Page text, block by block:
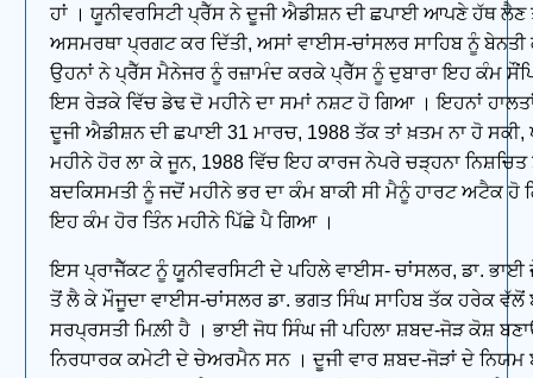
ਹਾਂ । ਯੂਨੀਵਰਸਿਟੀ ਪ੍ਰੈੱਸ ਨੇ ਦੂਜੀ ਐਡੀਸ਼ਨ ਦੀ ਛਪਾਈ ਆਪਣੇ ਹੱਥ ਲੈਣ
ਅਸਮਰਥਾ ਪ੍ਰਗਟ ਕਰ ਦਿੱਤੀ, ਅਸਾਂ ਵਾਈਸ-ਚਾਂਸਲਰ ਸਾਹਿਬ ਨੂੰ ਬੇਨਤੀ
ਉਹਨਾਂ ਨੇ ਪ੍ਰੈੱਸ ਮੈਨੇਜਰ ਨੂੰ ਰਜ਼ਾਮੰਦ ਕਰਕੇ ਪ੍ਰੈੱਸ ਨੂੰ ਦੁਬਾਰਾ ਇਹ ਕੰਮ
ਇਸ ਰੇੜਕੇ ਵਿੱਚ ਡੇਢ ਦੋ ਮਹੀਨੇ ਦਾ ਸਮਾਂ ਨਸ਼ਟ ਹੋ ਗਿਆ । ਇਹਨਾਂ
ਦੂਜੀ ਐਡੀਸ਼ਨ ਦੀ ਛਪਾਈ 31 ਮਾਰਚ, 1988 ਤੱਕ ਤਾਂ ਖ਼ਤਮ ਨਾ ਹੋ
ਮਹੀਨੇ ਹੋਰ ਲਾ ਕੇ ਜੂਨ, 1988 ਵਿੱਚ ਇਹ ਕਾਰਜ ਨੇਪਰੇ ਚੜ੍ਹਨਾ ਨਿਸ਼ਚਿਤ
ਬਦਕਿਸਮਤੀ ਨੂੰ ਜਦੋਂ ਮਹੀਨੇ ਭਰ ਦਾ ਕੰਮ ਬਾਕੀ ਸੀ ਮੈਨੂੰ ਹਾਰਟ ਅਟੈਕ
ਇਹ ਕੰਮ ਹੋਰ ਤਿੰਨ ਮਹੀਨੇ ਪਿੱਛੇ ਪੈ ਗਿਆ ।
ਇਸ ਪ੍ਰਾਜੈੱਕਟ ਨੂੰ ਯੂਨੀਵਰਸਿਟੀ ਦੇ ਪਹਿਲੇ ਵਾਈਸ- ਚਾਂਸਲਰ, ਡਾ. ਭਾਈ
ਤੋਂ ਲੈ ਕੇ ਮੌਜੂਦਾ ਵਾਈਸ-ਚਾਂਸਲਰ ਡਾ. ਭਗਤ ਸਿੰਘ ਸਾਹਿਬ ਤੱਕ ਹਰੇਕ ਵੱਲੋਂ
ਸਰਪ੍ਰਸਤੀ ਮਿਲ਼ੀ ਹੈ । ਭਾਈ ਜੋਧ ਸਿੰਘ ਜੀ ਪਹਿਲਾ ਸ਼ਬਦ-ਜੋੜ ਕੋਸ਼
ਨਿਰਧਾਰਕ ਕਮੇਟੀ ਦੇ ਚੇਅਰਮੈਨ ਸਨ । ਦੂਜੀ ਵਾਰ ਸ਼ਬਦ-ਜੋੜਾਂ ਦੇ ਨਿਯਮ